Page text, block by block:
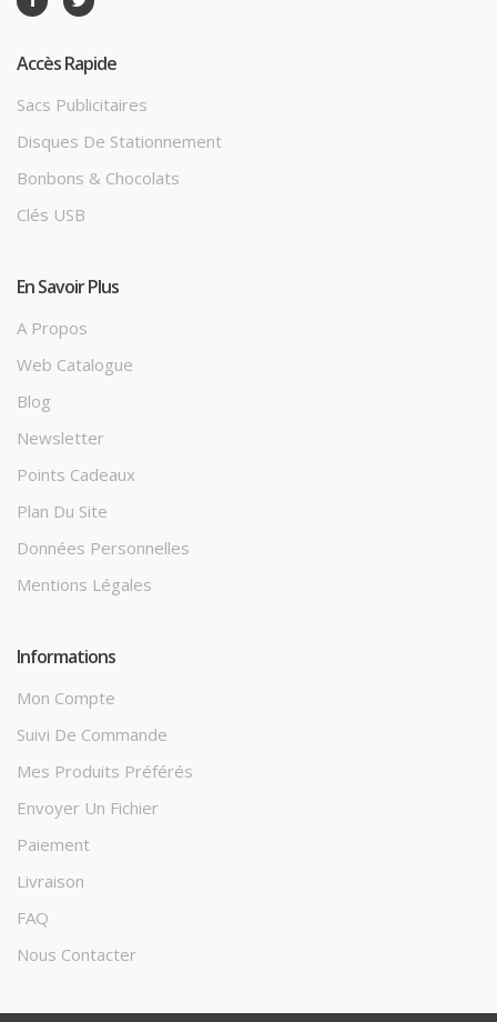
Accès Rapide
Sacs Publicitaires
Disques De Stationnement
Bonbons & Chocolats
Clés USB
En Savoir Plus
A Propos
Web Catalogue
Blog
Newsletter
Points Cadeaux
Plan Du Site
Données Personnelles
Mentions Légales
Informations
Mon Compte
Suivi De Commande
Mes Produits Préférés
Envoyer Un Fichier
Paiement
Livraison
FAQ
Nous Contacter